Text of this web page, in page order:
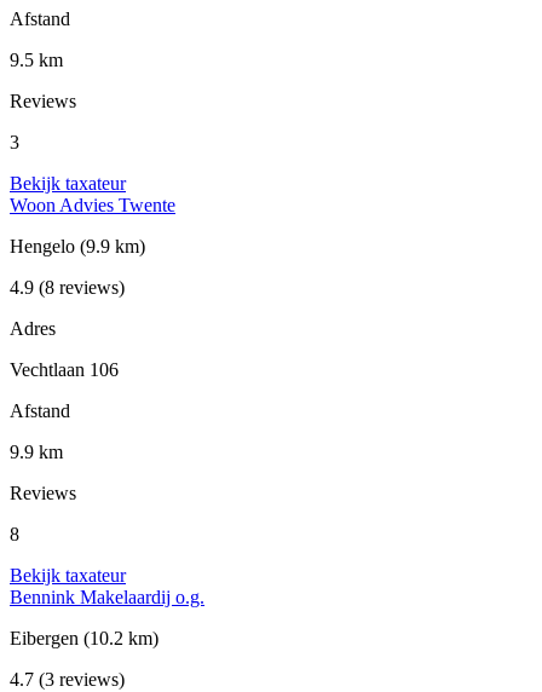
Afstand
9.5 km
Reviews
3
Bekijk taxateur
Woon Advies Twente
Hengelo (9.9 km)
4.9 (8 reviews)
Adres
Vechtlaan 106
Afstand
9.9 km
Reviews
8
Bekijk taxateur
Bennink Makelaardij o.g.
Eibergen (10.2 km)
4.7 (3 reviews)